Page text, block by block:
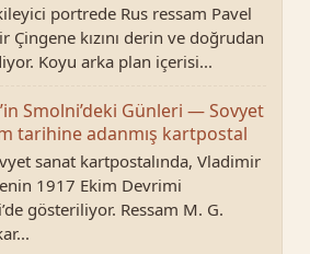
portrede Rus ressam Pavel
Çingene kızını derin ve doğrudan
Koyu arka plan içerisi...
Smolni’deki Günleri — Sovyet
tarihine adanmış kartpostal
sanat kartpostalında, Vladimir
1917 Ekim Devrimi
gösteriliyor. Ressam M. G.